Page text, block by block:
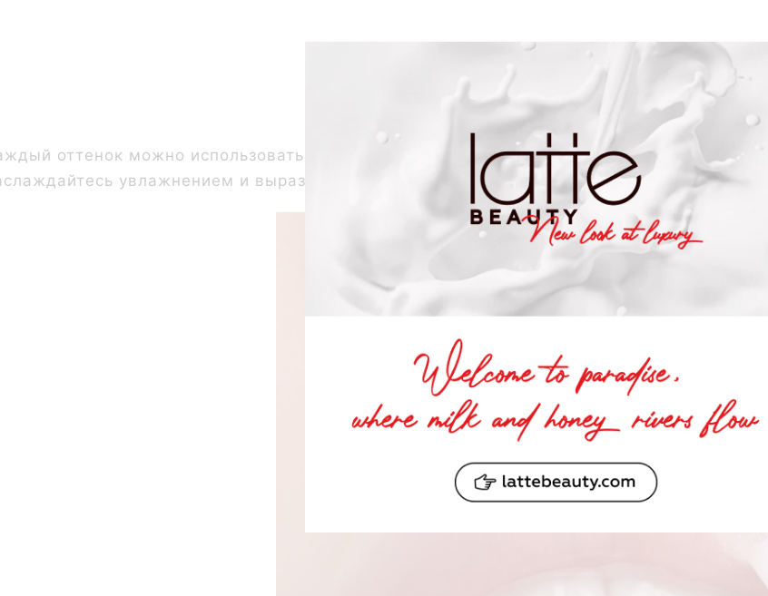
Инструкция по
оттенок можно использовать как самостоятельно, так и поверх любимых помад
увлажнением и выразительным объемом. Собрали несколько вариантов